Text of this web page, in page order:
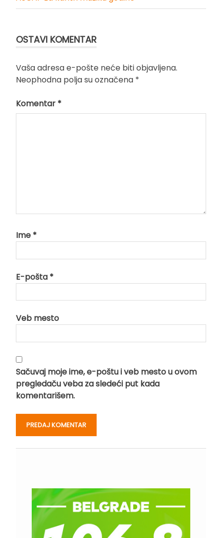
OSTAVI KOMENTAR
Vaša adresa e-pošte neće biti objavljena.
Neophodna polja su označena *
Komentar *
Ime *
E-pošta *
Veb mesto
Sačuvaj moje ime, e-poštu i veb mesto u ovom
pregledaču veba za sledeći put kada
komentarišem.